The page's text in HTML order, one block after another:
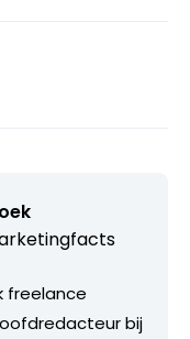
freelance
bij